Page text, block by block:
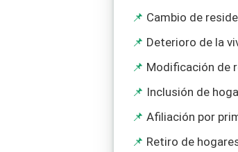
Cambio de
Deterioro de la
Modificación de
Inclusión de
Afiliación por
Retiro de